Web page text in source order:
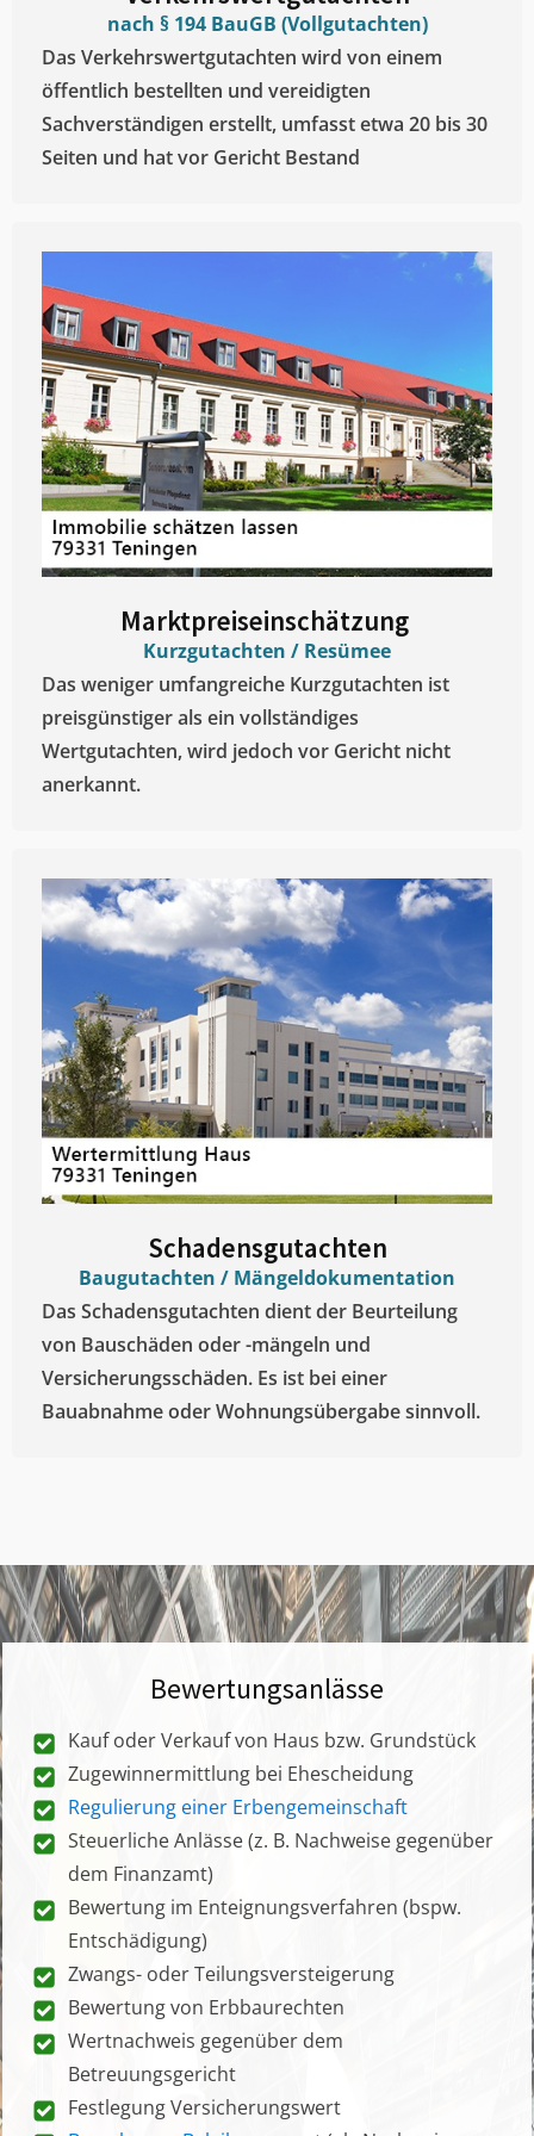
nach § 194 BauGB (Vollgutachten)
Das Verkehrswertgutachten wird von einem
öffentlich bestellten und vereidigten
Sachverständigen erstellt, umfasst etwa 20 bis 30
Seiten und hat vor Gericht Bestand
Marktpreiseinschätzung ​
Kurzgutachten / Resümee
Das weniger umfangreiche Kurzgutachten ist
preisgünstiger als ein vollständiges
Wertgutachten, wird jedoch vor Gericht nicht
anerkannt.
Schadensgutachten
Baugutachten / Mängeldokumentation
Das Schadensgutachten dient der Beurteilung
von Bauschäden oder -mängeln und
Versicherungsschäden. Es ist bei einer
Bauabnahme oder Wohnungsübergabe sinnvoll.
Bewertungsanlässe
Kauf oder Verkauf von Haus bzw. Grundstück
Zugewinnermittlung bei Ehescheidung
Regulierung einer Erbengemeinschaft
Steuerliche Anlässe (z. B. Nachweise gegenüber
dem Finanzamt)
Bewertung im Enteignungsverfahren (bspw.
Entschädigung)
Zwangs- oder Teilungsversteigerung
Bewertung von Erbbaurechten
Wertnachweis gegenüber dem
Betreuungsgericht
Festlegung Versicherungswert